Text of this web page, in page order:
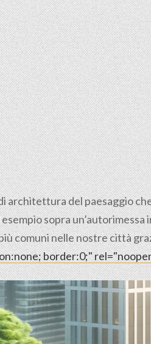
architettura del paesaggio
sopra
comuni nelle nostre città
border:0;"